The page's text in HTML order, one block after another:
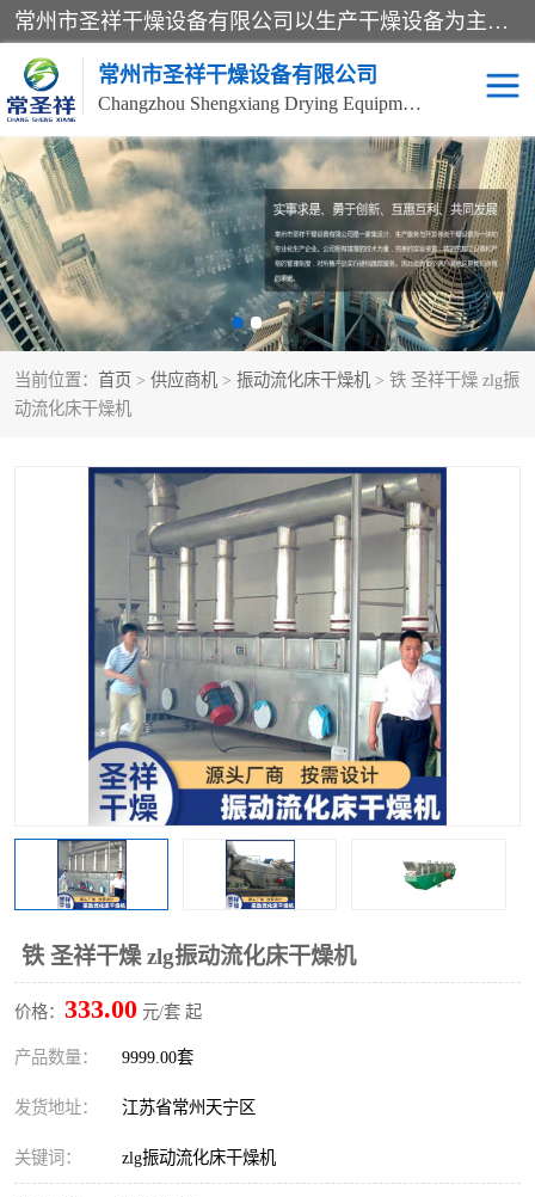
常州市圣祥干燥设备有限公司以生产干燥设备为主导产品，提供：干燥设备、干燥机、混合机、气流干燥机、烘箱、热风循环烘箱、沸腾干燥机、烘干机、喷雾干燥机等产品的生产、制造与销售服务。
常州市圣祥干燥设备有限公司
Changzhou Shengxiang Drying Equipment Co. , Ltd.
当前位置： 首页 > 供应商机 > 振动流化床干燥机 > 铁 圣祥干燥 zlg振
动流化床干燥机
铁 圣祥干燥 zlg振动流化床干燥机
价格： 333.00 元/套 起
产品数量： 9999.00套
发货地址： 江苏省常州天宁区
关键词： zlg振动流化床干燥机
单锥真空干燥机 双锥真空干燥机
气流干燥机 滚筒刮板干燥机
干燥机 闪蒸干燥机
桨叶干燥机 高速混合机
带式干燥机
单锥螺带真空干燥机 沸腾干燥机
方形圆形真空干燥机 真空耙式干燥机
热风循环烘箱 喷雾干燥机
振动流化床干燥机 盘式干燥机